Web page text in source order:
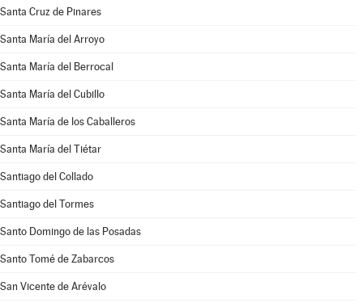
Santa Cruz de Pinares
Santa María del Arroyo
Santa María del Berrocal
Santa María del Cubillo
Santa María de los Caballeros
Santa María del Tiétar
Santiago del Collado
Santiago del Tormes
Santo Domingo de las Posadas
Santo Tomé de Zabarcos
San Vicente de Arévalo